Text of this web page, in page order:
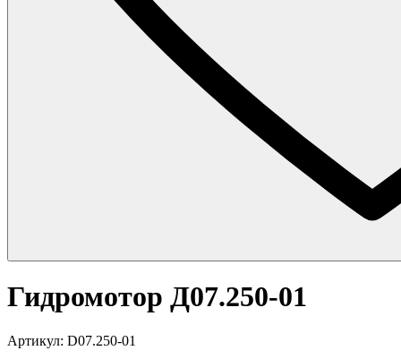
Гидромотор Д07.250-01
Артикул: D07.250-01